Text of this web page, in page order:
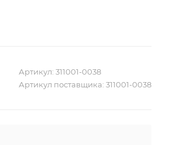
Артикул: 311001-0038
Артикул поставщика: 311001-0038